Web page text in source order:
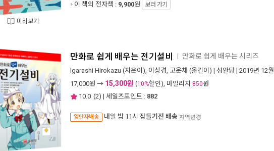
미리보기
이 책의 전자책 : 9,900원 보러 가기
만화로 쉽게 배우는 전기설비 만화로 쉽게 배우는 시리즈
Igarashi Hirokazu (지은이), 이상경, 고운채 (옮긴이) | 성안당 | 2019년 12월
17,000원 → 15,300원 (10%할인), 마일리지 850원
10.0 (2) | 세일즈포인트 : 882
양탄자배송 내일 밤 11시 잠들기전 배송 지역변경